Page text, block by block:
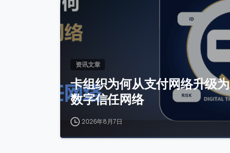
资讯文章
卡组织为何从支付网络升级为
数字信任网络
2026年8月7日